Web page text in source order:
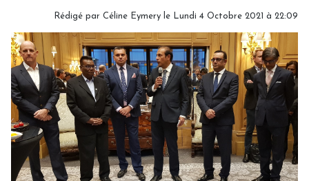
Rédigé par Céline Eymery le Lundi 4 Octobre 2021 à 22:09